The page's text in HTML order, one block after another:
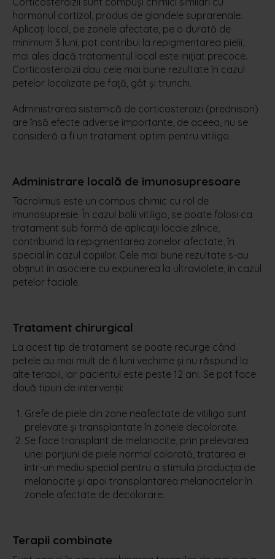
hormonul cortizol, produs de glandele suprarenale.
Aplicaţi local, pe zonele afectate, pe o durată de
minimum 3 luni, pot contribui la repigmentarea pielii,
mai ales dacă tratamentul local este iniţiat precoce.
Corticosteroizii dau cele mai bune rezultate în cazul
petelor localizate pe faţă, gât și trunchi.
Administrarea sistemică de corticosteroizi (prednison)
are însă efecte adverse importante, de aceea, nu se
consideră a fi un tratament optim pentru vitiligo.
Administrare locală de imunosupresoare
Tacrolimus este un compus chimic cu rol de
imunosupresie. În cazul bolii vitiligo, se poate folosi ca
tratament sub formă de aplicații locale zilnice,
contribuind la repigmentarea zonelor afectate, în
special în cazul copiilor. Cele mai bune rezultate s-au
obținut în asociere cu expunerea la ultraviolete, în cazul
petelor faciale.
Tratament chirurgical
La acest tip de tratament se poate recurge când
petele au mai mult de 6 luni vechime şi nu răspund la
alte terapii, iar pacientul este peste 12 ani. Se pot face
două tipuri de intervenții:
Grefe de piele din zone neafectate de vitiligo sunt
prelevate și transplantate în zonele decolorate.
Se face transplant de melanocite, prin prelevarea
unei porțiuni de piele normal colorată, tratarea ei
într-un mediu special pentru a stimula producția de
melanocite și apoi transplantarea melanocitelor în
zonele afectate de decolorare.
Terapii combinate